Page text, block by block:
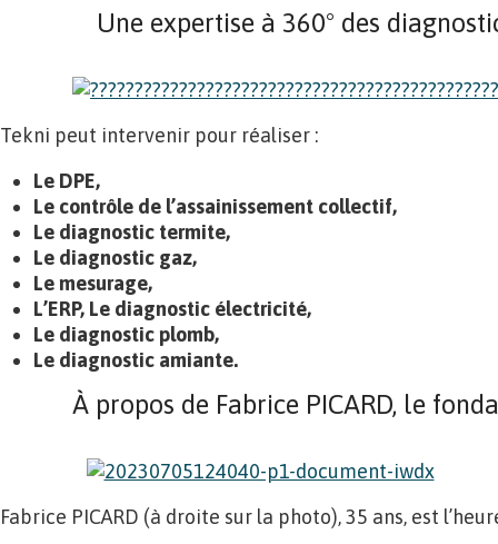
Une expertise à 360° des
Tekni peut intervenir pour réaliser :
Le DPE,
Le contrôle de l’assainissement collectif,
Le diagnostic termite,
Le diagnostic gaz,
Le mesurage,
L’ERP, Le diagnostic électricité,
Le diagnostic plomb,
Le diagnostic amiante.
À propos de Fabrice PICARD, le
Fabrice PICARD (à droite sur la photo), 35 ans, est